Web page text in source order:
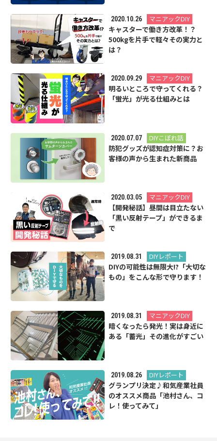
2020.10.26 マニアックDIY
キャスターで働き方改革！？
500kgを片手で軽々その実力と
は？
2020.09.29 マニアックDIY
明るいところで守ってくれる？
「蛍光」が光る仕組みとは
2020.07.07 DIYこぼれ話
防犯グッズが認知症対策に？お
客様の声から生まれた新商品
2020.03.05 マニアックDIY
【開発秘話】昼間は目立たない
「黒い反射テープ」ができるま
で
2019.08.31 DIYレポート
DIYの可能性は無限大!?「大切な
もの」をこんな形で守ります！
2019.08.31 マニアックDIY
暗くなったら発光！実は身近に
ある「蓄光」その進化がすごい
2019.08.26 DIYレポート
グランプリ決定♪和気産業社員
のオススメ商品「池村さん、コ
レ！使ってみて」